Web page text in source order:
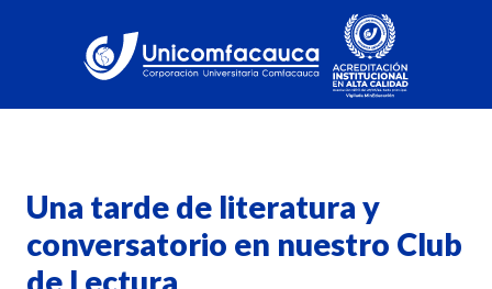
Una tarde de literatura y
conversatorio en nuestro Club
de Lectura